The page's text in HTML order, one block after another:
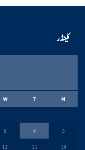
کلینڈر
M
T
W
3
4
5
10
11
12